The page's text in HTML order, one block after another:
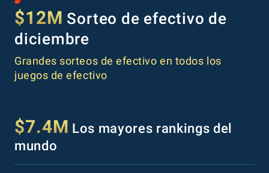
$12M Sorteo de efectivo de
diciembre
Grandes sorteos de efectivo en todos los
juegos de efectivo
$7.4M Los mayores rankings del
mundo